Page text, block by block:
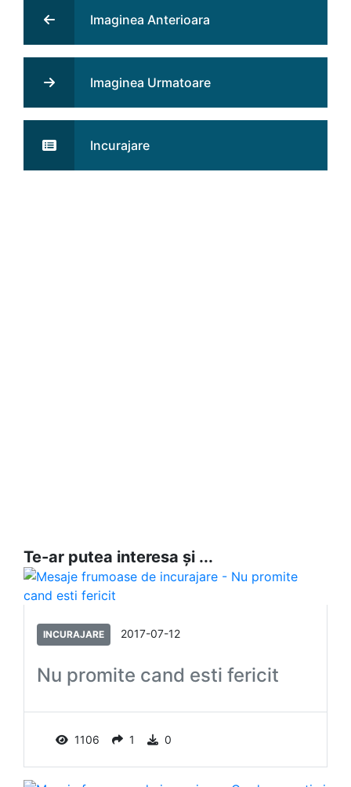
Imaginea Anterioara
Imaginea Urmatoare
Incurajare
Te-ar putea interesa și ...
INCURAJARE 2017-07-12
Nu promite cand esti fericit
1106 1 0